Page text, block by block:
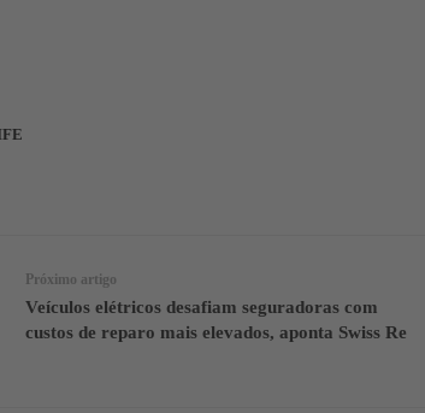
Próximo artigo
Veículos elétricos desafiam seguradoras com
custos de reparo mais elevados, aponta Swiss Re